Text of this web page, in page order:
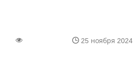
25 ноября 2024